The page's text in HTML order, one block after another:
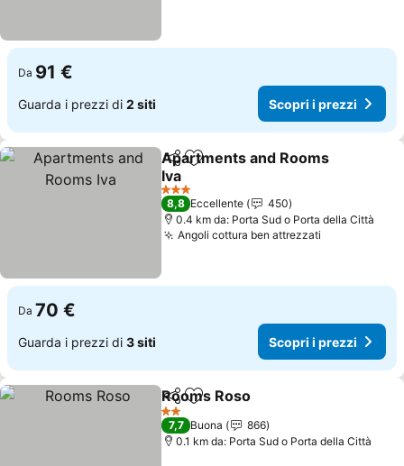
Da 91 €
Guarda i prezzi di 2 siti Scopri i prezzi
CondividiAggiungi ai preferiti
Apartments and Rooms
Iva
Scopri i prezzi
3 Stelle
8,8 Eccellente
450
0.4 km da: Porta Sud o Porta della Città
Angoli cottura ben attrezzati
Da 70 €
Guarda i prezzi di 3 siti Scopri i prezzi
CondividiAggiungi ai preferiti
Rooms Roso
2 Stelle
7,7 Buona
866
0.1 km da: Porta Sud o Porta della Città